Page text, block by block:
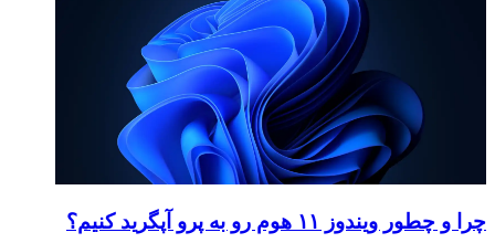
چرا و چطور ویندوز ۱۱ هوم رو به پرو آپگرید کنیم؟